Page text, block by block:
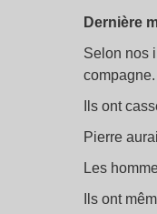
Dernière
Selon nos
compagne.
Ils ont
Pierre
Les
Ils ont